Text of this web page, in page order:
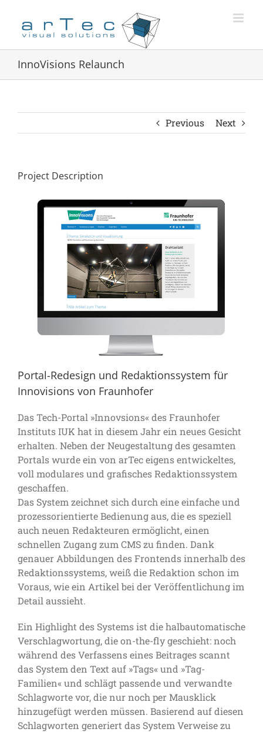
Inhalt
springen
InnoVisions Relaunch
Previous Next
Project Description
Portal-Redesign und Redaktionssystem für
Innovisions von Fraunhofer
Das Tech-Portal »Innovsions« des Fraunhofer
Instituts IUK hat in diesem Jahr ein neues Gesicht
erhalten. Neben der Neugestaltung des gesamten
Portals wurde ein von arTec eigens entwickeltes,
voll modulares und grafisches Redaktionssystem
geschaffen.
Das System zeichnet sich durch eine einfache und
prozessorientierte Bedienung aus, die es speziell
auch neuen Redakteuren ermöglicht, einen
schnellen Zugang zum CMS zu finden. Dank
genauer Abbildungen des Frontends innerhalb des
Redaktionssystems, weiß die Redaktion schon im
Voraus, wie ein Artikel bei der Veröffentlichung im
Detail aussieht.
Ein Highlight des Systems ist die halbautomatische
Verschlagwortung, die on-the-fly geschieht: noch
während des Verfassens eines Beitrages scannt
das System den Text auf »Tags« und »Tag-
Familien« und schlägt passende und verwandte
Schlagworte vor, die nur noch per Mausklick
hinzugefügt werden müssen. Basierend auf diesen
Schlagworten generiert das System Verweise zu